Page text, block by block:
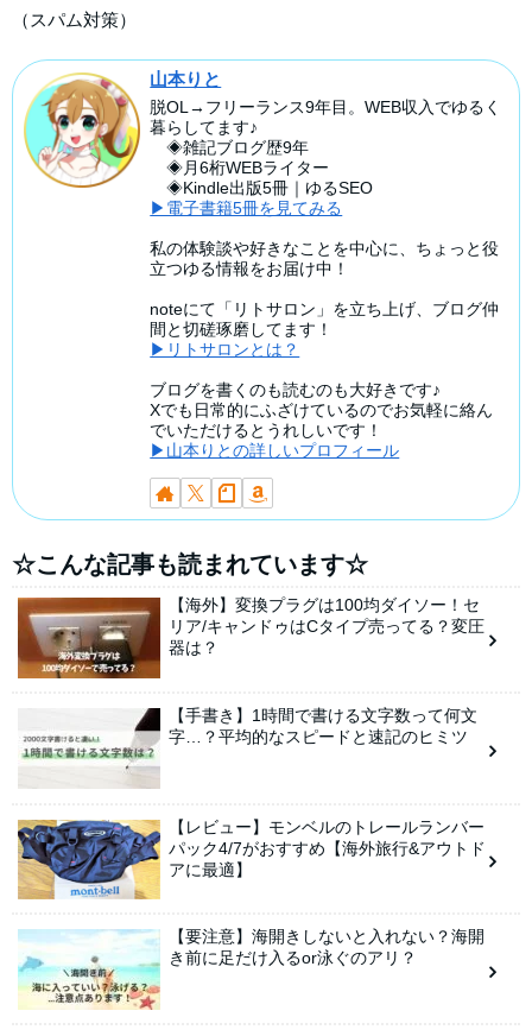
（スパム対策）
山本りと
脱OL→フリーランス9年目。WEB収入でゆるく
暮らしてます♪
◈雑記ブログ歴9年
◈月6桁WEBライター
◈Kindle出版5冊｜ゆるSEO
▶電子書籍5冊を見てみる
私の体験談や好きなことを中心に、ちょっと役
立つゆる情報をお届け中！
noteにて「リトサロン」を立ち上げ、ブログ仲
間と切磋琢磨してます！
▶リトサロンとは？
ブログを書くのも読むのも大好きです♪
Xでも日常的にふざけているのでお気軽に絡ん
でいただけるとうれしいです！
▶山本りとの詳しいプロフィール
☆こんな記事も読まれています☆
【海外】変換プラグは100均ダイソー！セ
リア/キャンドゥはCタイプ売ってる？変圧
器は？
【手書き】1時間で書ける文字数って何文
字…？平均的なスピードと速記のヒミツ
【レビュー】モンベルのトレールランバー
パック4/7がおすすめ【海外旅行&アウトド
アに最適】
【要注意】海開きしないと入れない？海開
き前に足だけ入るor泳ぐのアリ？